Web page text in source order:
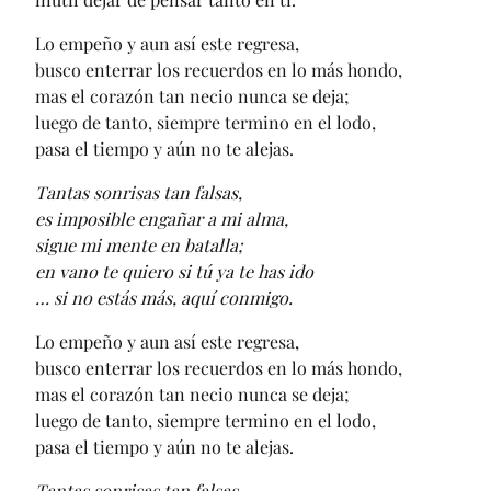
Lo empeño y aun así este regresa,
busco enterrar los recuerdos en lo más hondo,
mas el corazón tan necio nunca se deja;
luego de tanto, siempre termino en el lodo,
pasa el tiempo y aún no te alejas.
Tantas sonrisas tan falsas,
es imposible engañar a mi alma,
sigue mi mente en batalla;
en vano te quiero si tú ya te has ido
… si no estás más, aquí conmigo.
Lo empeño y aun así este regresa,
busco enterrar los recuerdos en lo más hondo,
mas el corazón tan necio nunca se deja;
luego de tanto, siempre termino en el lodo,
pasa el tiempo y aún no te alejas.